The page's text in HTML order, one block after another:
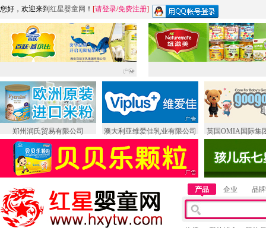
您好，欢迎来到 红星婴童网 ！ [请登录/免费注册]
郑州润氏贸易有限公司 澳大利亚维爱佳乳业有限公司 英国OMIA国际集
产品 企业 品牌